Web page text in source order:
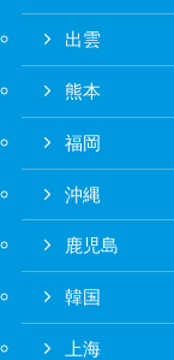
出雲
熊本
福岡
沖縄
鹿児島
韓国
上海